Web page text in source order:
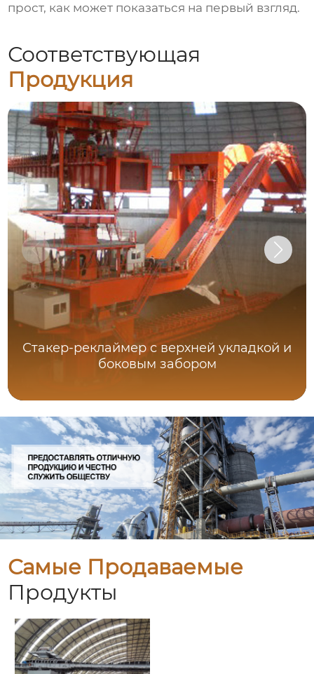
прост, как может показаться на первый взгляд.
Соответствующая
Продукция
Стакер-реклаймер с верхней укладкой и
боковым забором
Самые Продаваемые
Продукты